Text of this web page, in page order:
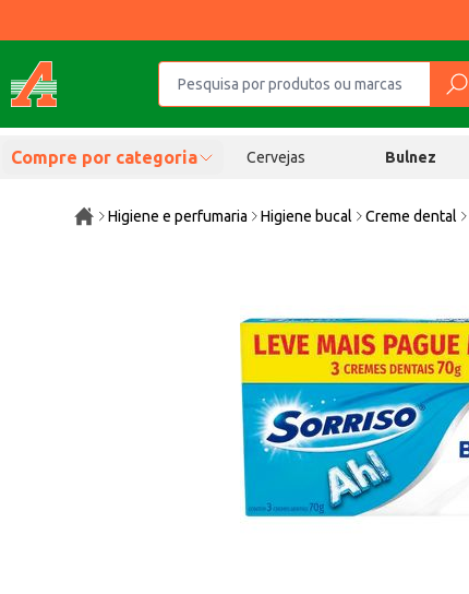
Compre por categoria Cervejas Bulnez
Higiene e perfumaria Higiene bucal Creme dental